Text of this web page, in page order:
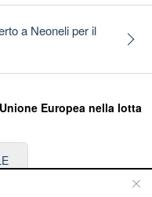
a Neoneli per il
Europea nella lotta